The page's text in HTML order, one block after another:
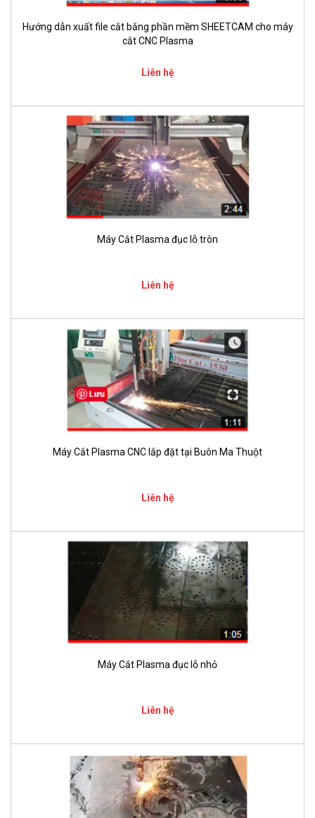
Hướng dẫn xuất file cắt bằng phần mềm SHEETCAM cho máy
cắt CNC Plasma
Liên hệ
Máy Cắt Plasma đục lỗ tròn
Liên hệ
Máy Cắt Plasma CNC lắp đặt tại Buôn Ma Thuột
Liên hệ
Máy Cắt Plasma đục lỗ nhỏ
Liên hệ